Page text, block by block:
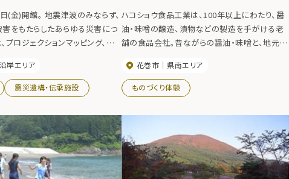
(金)開館。 地震津波のみならず、
をもたらしたあらゆる災害につ
プロジェクションマッピング、パネ
や記憶を風化させることなく次
施設です。
沿岸エリア
震災遺構・伝承施設
ハコショウ食品工業は、100年以上にわたり、醤
油・味噌の醸造、漬物などの製造を手がける老
舗の食品会社。昔ながらの醤油・味噌と、地元産
年４月にオープンした直売所では、限定商品を
販売しているほか、漬物試食やキムチ作り体験
ができます。（キムチ作り体験は要事前予約）
花巻市 県南エリア
ものづくり体験